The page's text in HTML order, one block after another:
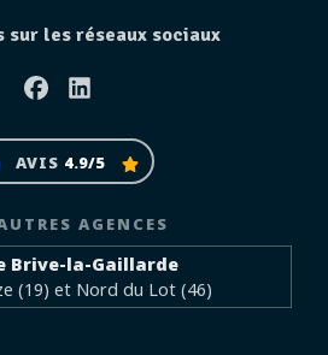
sur les réseaux sociaux
FacebookLinkedin
AVIS 4.9/5
AGENCES
Brive-la-Gaillarde
(19) et Nord du Lot (46)